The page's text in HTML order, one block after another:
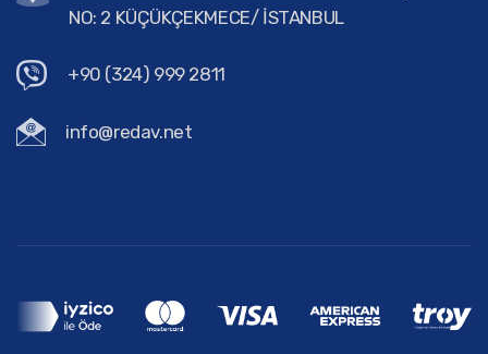
NO: 2 KÜÇÜKÇEKMECE/ İSTANBUL
+90 (324) 999 2811
info@redav.net